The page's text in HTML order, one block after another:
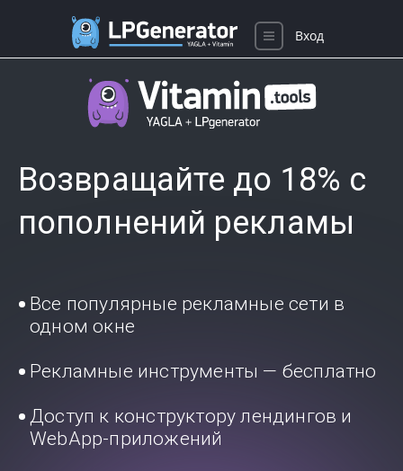
Возвращайте до 18% с
пополнений рекламы
Все популярные рекламные сети в
одном окне
Рекламные инструменты — бесплатно
Доступ к конструктору лендингов и
WebApp-приложений
Вход